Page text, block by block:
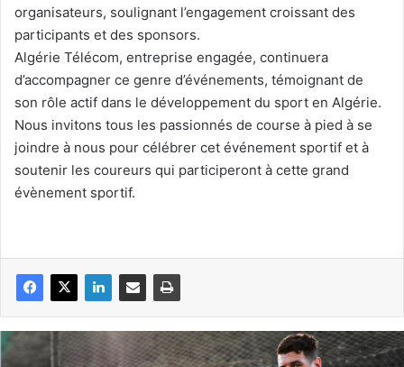
organisateurs, soulignant l’engagement croissant des
participants et des sponsors.
Algérie Télécom, entreprise engagée, continuera
d’accompagner ce genre d’événements, témoignant de
son rôle actif dans le développement du sport en Algérie.
Nous invitons tous les passionnés de course à pied à se
joindre à nous pour célébrer cet événement sportif et à
soutenir les coureurs qui participeront à cette grand
évènement sportif.